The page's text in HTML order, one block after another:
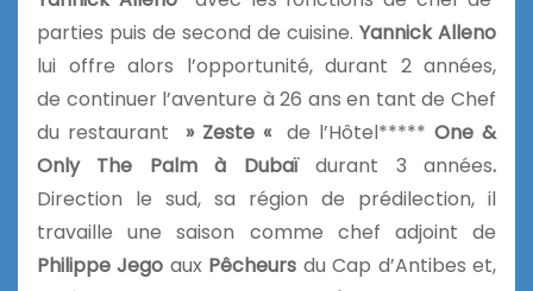
parties puis de second de cuisine. Yannick Alleno
lui offre alors l’opportunité, durant 2 années,
de continuer l’aventure à 26 ans en tant de Chef
du restaurant
» Zeste « de l’Hôtel*****One &
Only The Palm à Dubaïdurant 3 années.
Direction le sud, sa région de prédilection, il
travaille une saison comme chef adjoint de
Philippe Jego aux Pêcheurs du Cap d’Antibes et,